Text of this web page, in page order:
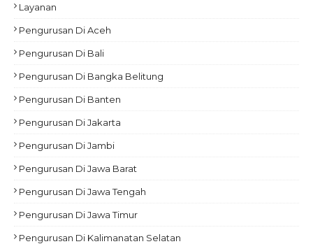
Layanan
Pengurusan Di Aceh
Pengurusan Di Bali
Pengurusan Di Bangka Belitung
Pengurusan Di Banten
Pengurusan Di Jakarta
Pengurusan Di Jambi
Pengurusan Di Jawa Barat
Pengurusan Di Jawa Tengah
Pengurusan Di Jawa Timur
Pengurusan Di Kalimanatan Selatan